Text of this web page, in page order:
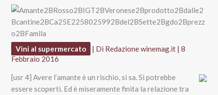
Vini al supermercato | Di Redazione winemag.it |8
Febbraio 2016
[usr 4] Avere l’amante è un rischio, si sa. Si potrebbe
essere scoperti. Ed è miseramente finita la relazione tra